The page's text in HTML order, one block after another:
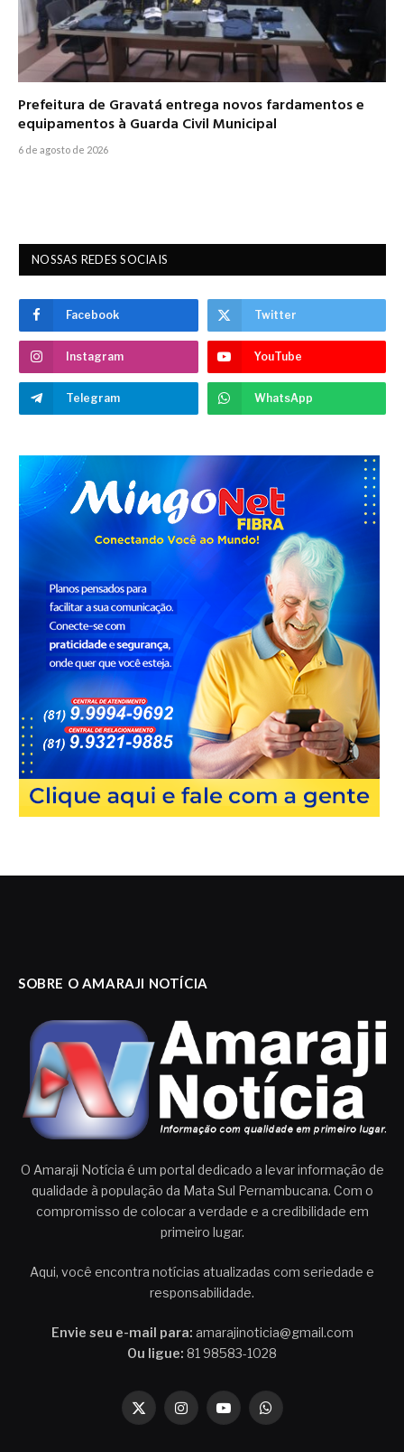
Prefeitura de Gravatá entrega novos fardamentos e
equipamentos à Guarda Civil Municipal
6 de agosto de 2026
NOSSAS REDES SOCIAIS
Facebook Twitter
Instagram YouTube
Telegram WhatsApp
SOBRE O AMARAJI NOTÍCIA
O Amaraji Notícia é um portal dedicado a levar informação de
qualidade à população da Mata Sul Pernambucana. Com o
compromisso de colocar a verdade e a credibilidade em
primeiro lugar.
Aqui, você encontra notícias atualizadas com seriedade e
responsabilidade.
Envie seu e-mail para: amarajinoticia@gmail.com
Ou ligue: 81 98583-1028
X
InstagramYouTubeWhatsApp